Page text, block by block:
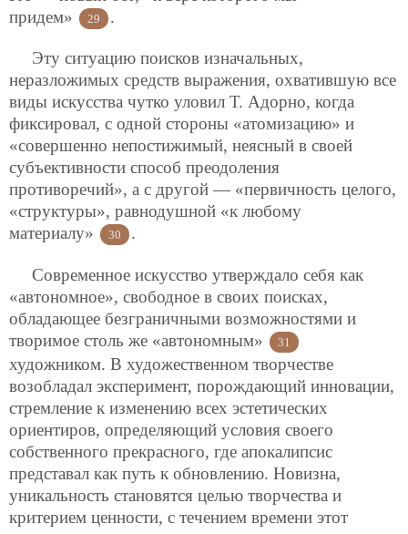
придем»
29 .
Эту ситуацию поисков изначальных,
неразложимых средств выражения, охватившую все
виды искусства чутко уловил Т. Адорно, когда
фиксировал, с одной стороны «атомизацию» и
«совершенно непостижимый, неясный в своей
субъективности способ преодоления
противоречий», а с другой — «первичность целого,
«структуры», равнодушной «к любому
материалу»
30 .
Современное искусство утверждало себя как
«автономное», свободное в своих поисках,
обладающее безграничными возможностями и
творимое столь же «автономным»
31
художником. В художественном творчестве
возобладал эксперимент, порождающий инновации,
стремление к изменению всех эстетических
ориентиров, определяющий условия своего
собственного прекрасного, где апокалипсис
представал как путь к обновлению. Новизна,
уникальность становятся целью творчества и
критерием ценности, с течением времени этот